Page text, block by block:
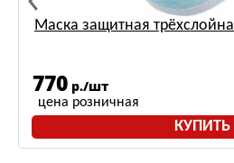
Маска защитная
770 р./шт
цена розничная
КУПИТЬ